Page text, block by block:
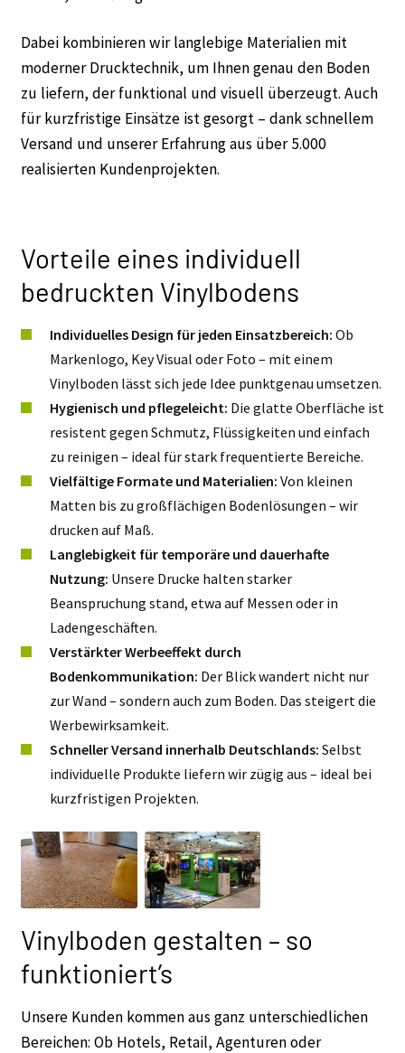
Dabei kombinieren wir langlebige Materialien mit
moderner Drucktechnik, um Ihnen genau den Boden
zu liefern, der funktional und visuell überzeugt. Auch
für kurzfristige Einsätze ist gesorgt – dank schnellem
Versand und unserer Erfahrung aus über 5.000
realisierten Kundenprojekten.
Vorteile eines individuell
bedruckten Vinylbodens
Individuelles Design für jeden Einsatzbereich: Ob
Markenlogo, Key Visual oder Foto – mit einem
Vinylboden lässt sich jede Idee punktgenau umsetzen.
Hygienisch und pflegeleicht: Die glatte Oberfläche ist
resistent gegen Schmutz, Flüssigkeiten und einfach
zu reinigen – ideal für stark frequentierte Bereiche.
Vielfältige Formate und Materialien: Von kleinen
Matten bis zu großflächigen Bodenlösungen – wir
drucken auf Maß.
Langlebigkeit für temporäre und dauerhafte
Nutzung: Unsere Drucke halten starker
Beanspruchung stand, etwa auf Messen oder in
Ladengeschäften.
Verstärkter Werbeeffekt durch
Bodenkommunikation: Der Blick wandert nicht nur
zur Wand – sondern auch zum Boden. Das steigert die
Werbewirksamkeit.
Schneller Versand innerhalb Deutschlands: Selbst
individuelle Produkte liefern wir zügig aus – ideal bei
kurzfristigen Projekten.
Vinylboden gestalten – so
funktioniert’s
Unsere Kunden kommen aus ganz unterschiedlichen
Bereichen: Ob Hotels, Retail, Agenturen oder